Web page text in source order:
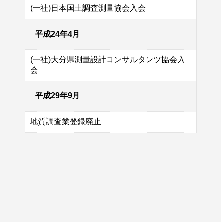
(一社)日本国土調査測量協会入会
平成24年4月
(一社)大分県測量設計コンサルタンツ協会入
会
平成29年9月
地質調査業登録廃止